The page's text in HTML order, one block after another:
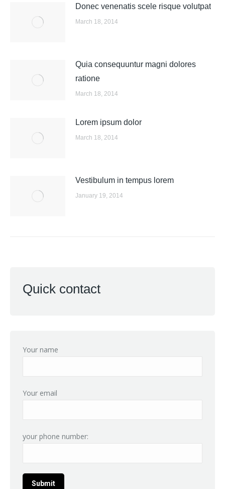
Donec venenatis scele risque volutpat
March 18, 2014
Quia consequuntur magni dolores
ratione
March 18, 2014
Lorem ipsum dolor
March 18, 2014
Vestibulum in tempus lorem
January 19, 2014
Quick contact
Your name
Your email
your phone number: